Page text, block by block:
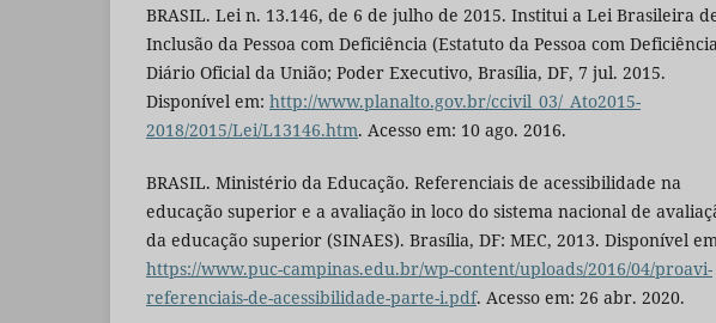
BRASIL. Lei n. 13.146, de 6 de julho de 2015. Institui a Lei Brasileira
Inclusão da Pessoa com Deficiência (Estatuto da Pessoa com
Diário Oficial da União; Poder Executivo, Brasília, DF, 7 jul. 2015.
Disponível em: http://www.planalto.gov.br/ccivil_03/_Ato2015-
2018/2015/Lei/L13146.htm. Acesso em: 10 ago. 2016.
BRASIL. Ministério da Educação. Referenciais de acessibilidade na
educação superior e a avaliação in loco do sistema nacional de
da educação superior (SINAES). Brasília, DF: MEC, 2013. Disponível
https://www.puc-campinas.edu.br/wp-content/uploads/2016/04/proavi-
referenciais-de-acessibilidade-parte-i.pdf. Acesso em: 26 abr. 2020.